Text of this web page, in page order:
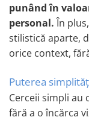
Coliere
LĂNȚIȘOARE
Lănțișoare cu
Lănțișoare cu Cruce
Lănțișoare cu Soare
Lănțișoare cu
punând în
personal.În
stilistică aparte,
orice context,
Puterea
Cerceii simpli au
fără a o încărca